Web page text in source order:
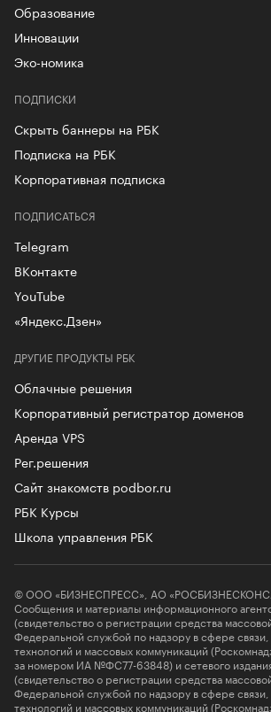
Образование
Инновации
Эко-номика
ПОДПИСКИ
Скрыть баннеры на РБК
Подписка на РБК
Корпоративная подписка
ДРУГИЕ ПРОДУКТЫ РБК
Облачные решения
Корпоративный регистратор доменов
Аренда VPS
Рег.решения
Сайт знакомств podbor.ru
РБК Курсы
Школа управления РБК
ПОДПИСАТЬСЯ
Telegram
ВКонтакте
YouTube
«Яндекс.Дзен»
© ООО «БИЗНЕСПРЕСС», АО
Сообщения и материалы информационного
(свидетельство о регистрации средства
Федеральной службой по надзору в сфере
технологий и массовых коммуникаций
за номером ИА №ФС77-63848) и сетевого
(свидетельство о регистрации средства
Федеральной службой по надзору в сфере
технологий и массовых коммуникаций